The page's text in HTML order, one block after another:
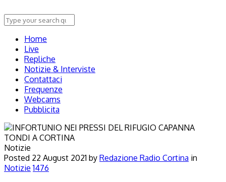
Home
Live
Repliche
Notizie & Interviste
Contattaci
Frequenze
Webcams
Pubblicita
Notizie
Posted 22 August 2021 by Redazione Radio Cortina in
Notizie 1476